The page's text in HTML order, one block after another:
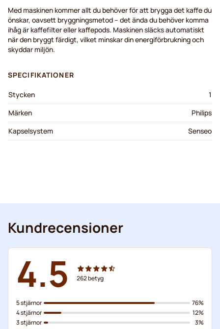
Med maskinen kommer allt du behöver för att brygga det kaffe du
önskar, oavsett bryggningsmetod – det ända du behöver komma
ihåg är kaffefilter eller kaffepods. Maskinen släcks automatiskt
när den bryggt färdigt, vilket minskar din energiförbrukning och
skyddar miljön.
SPECIFIKATIONER
Stycken
1
Märken
Philips
Kapselsystem
Senseo
Kundrecensioner
4.5 262betyg
5 stjärnor
4 stjärnor
3 stjärnor
76%
12%
3%